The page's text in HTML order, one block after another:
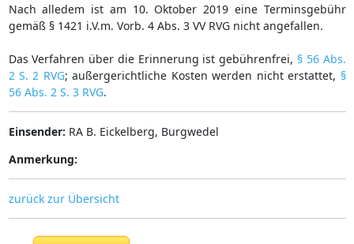
Nach alledem ist am 10. Oktober 2019 eine Terminsgebühr
gemäß § 1421 i.V.m. Vorb. 4 Abs. 3 VV RVG nicht angefallen.
Das Verfahren über die Erinnerung ist gebührenfrei, § 56 Abs.
2 S. 2 RVG; außergerichtliche Kosten werden nicht erstattet, §
56 Abs. 2 S. 3 RVG.
Einsender: RA B. Eickelberg, Burgwedel
Anmerkung:
zurück zur Übersicht